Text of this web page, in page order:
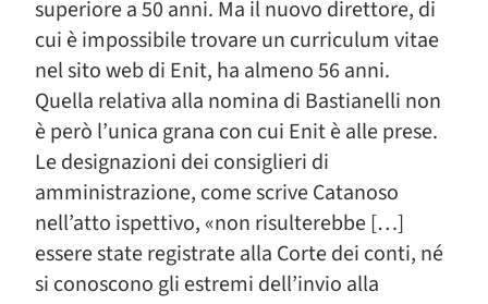
superiore a 50 anni. Ma il nuovo direttore, di
cui è impossibile trovare un curriculum vitae
nel sito web di Enit, ha almeno 56 anni.
Quella relativa alla nomina di Bastianelli non
è però l’unica grana con cui Enit è alle prese.
Le designazioni dei consiglieri di
amministrazione, come scrive Catanoso
nell’atto ispettivo, «non risulterebbe […]
essere state registrate alla Corte dei conti, né
si conoscono gli estremi dell’invio alla